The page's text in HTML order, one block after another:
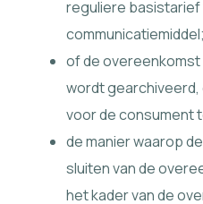
reguliere
communicatiemiddel;
of de
wordt gearchiveerd,
voor de consument
de manier waarop
sluiten van de
het kader van de